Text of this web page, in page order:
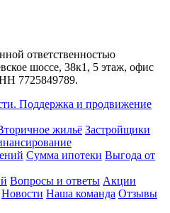
ответственностью
шоссе, 38к1, 5 этаж, офис
7725849789.
Поддержка и продвижение
жильё Застройщики
Сумма ипотеки Выгода от
Вопросы и ответы Акции
Новости Наша команда Отзывы